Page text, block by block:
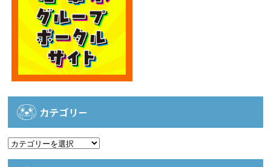
カテゴリー
カ